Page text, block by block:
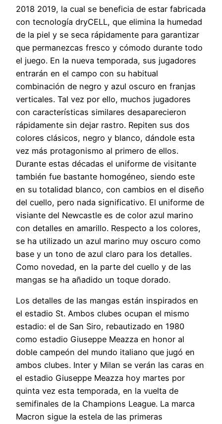
2018 2019, la cual se beneficia de estar fabricada
con tecnología dryCELL, que elimina la humedad
de la piel y se seca rápidamente para garantizar
que permanezcas fresco y cómodo durante todo
el juego. En la nueva temporada, sus jugadores
entrarán en el campo con su habitual
combinación de negro y azul oscuro en franjas
verticales. Tal vez por ello, muchos jugadores
con características similares desaparecieron
rápidamente sin dejar rastro. Repiten sus dos
colores clásicos, negro y blanco, dándole esta
vez más protagonismo al primero de ellos.
Durante estas décadas el uniforme de visitante
también fue bastante homogéneo, siendo este
en su totalidad blanco, con cambios en el diseño
del cuello, pero nada significativo. El uniforme de
visiante del Newcastle es de color azul marino
con detalles en amarillo. Respecto a los colores,
se ha utilizado un azul marino muy oscuro como
base y un tono de azul claro para los detalles.
Como novedad, en la parte del cuello y de las
mangas se ha añadido un toque dorado.
Los detalles de las mangas están inspirados en
el estadio St. Ambos clubes ocupan el mismo
estadio: el de San Siro, rebautizado en 1980
como estadio Giuseppe Meazza en honor al
doble campeón del mundo italiano que jugó en
ambos clubes. Inter y Milan se verán las caras en
el estadio Giuseppe Meazza hoy martes por
quinta vez esta temporada, en la vuelta de
semifinales de la Champions League. La marca
Macron sigue la estela de las primeras